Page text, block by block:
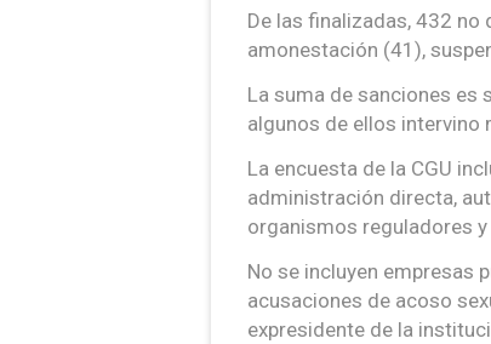
De las finalizadas, 432 no
amonestación (41),
La suma de sanciones es
algunos de ellos intervino
La encuesta de la CGU
administración directa,
organismos reguladores
No se incluyen empresas
acusaciones de acoso
expresidente de la